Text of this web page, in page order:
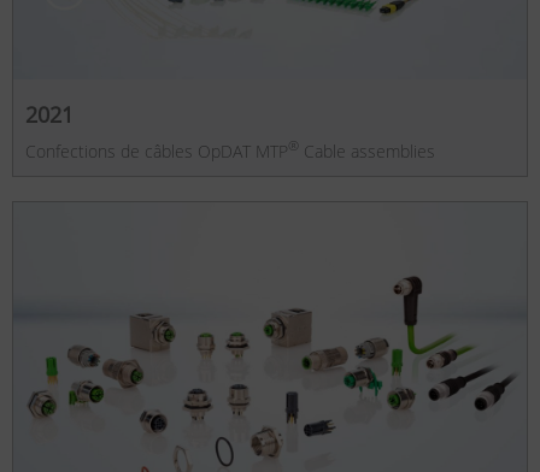
2021
Confections de câbles OpDAT MTP ® Cable assemblies